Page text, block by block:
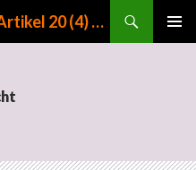
Menschheit gegen Krieg – Artikel 20 (4) GG